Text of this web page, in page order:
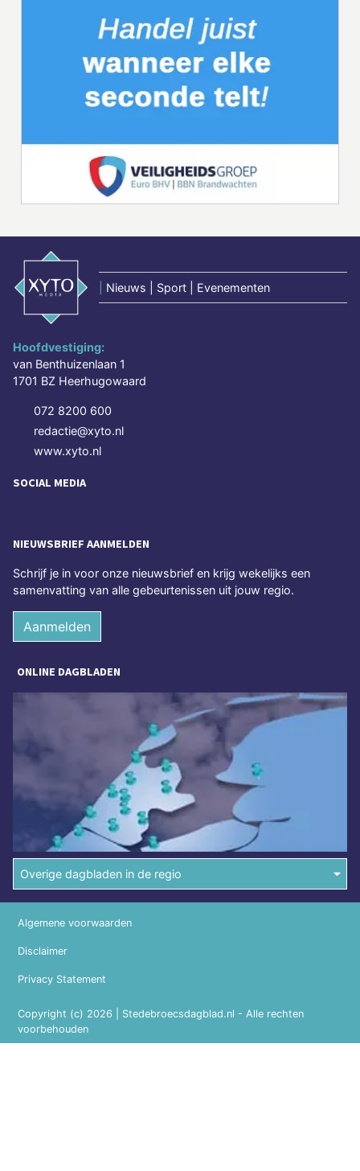
Nieuws | Sport | Evenementen
Hoofdvestiging:
van Benthuizenlaan 1
1701 BZ Heerhugowaard
072 8200 600
redactie@xyto.nl
www.xyto.nl
SOCIAL MEDIA
NIEUWSBRIEF AANMELDEN
Schrijf je in voor onze nieuwsbrief en krijg wekelijks een
samenvatting van alle gebeurtenissen uit jouw regio.
Aanmelden
ONLINE DAGBLADEN
Overige dagbladen in de regio
Copyright (c) 2026 | Stedebroecsdagblad.nl - Alle rechten
voorbehouden
Algemene voorwaarden
Disclaimer
Privacy Statement